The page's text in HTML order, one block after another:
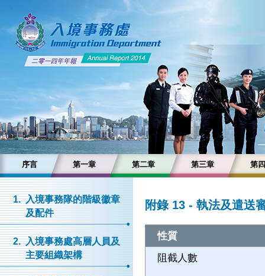
序言 第一章 第二章 第三章 第
1. 入境事務隊的階級徽章
及配件
2. 入境事務處高層人員及
主要組織架構
附錄 13 - 執法及遣送
性質
阻截人數